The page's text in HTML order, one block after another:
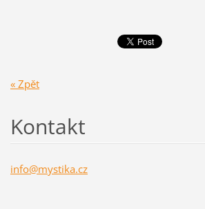
« Zpět
Kontakt
info@mystika.cz